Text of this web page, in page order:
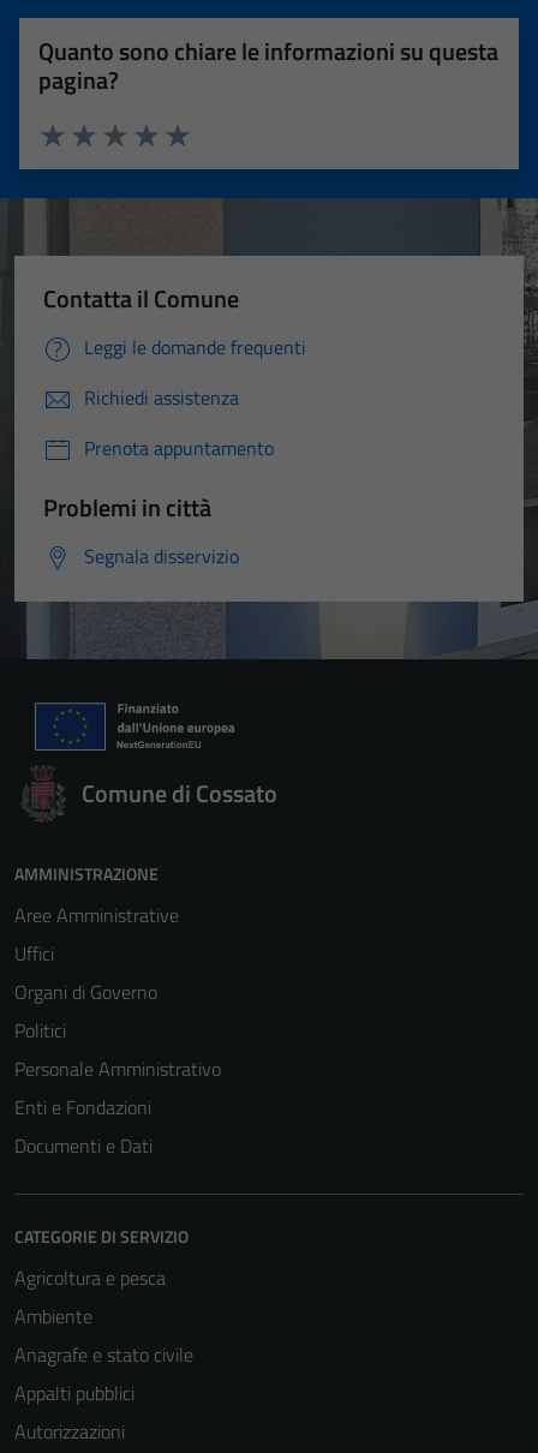
Quanto sono chiare le informazioni su questa
pagina?
Valuta 5 stelle su 5
Valuta 4 stelle su 5
Valuta 3 stelle su 5
Valuta 2 stelle su 5
Valuta 1 stelle su 5
Contatta il Comune
Leggi le domande frequenti
Richiedi assistenza
Prenota appuntamento
Problemi in città
Segnala disservizio
Comune di Cossato
AMMINISTRAZIONE
Aree Amministrative
Uffici
Organi di Governo
Politici
Personale Amministrativo
Enti e Fondazioni
Documenti e Dati
CATEGORIE DI SERVIZIO
Agricoltura e pesca
Ambiente
Anagrafe e stato civile
Appalti pubblici
Autorizzazioni